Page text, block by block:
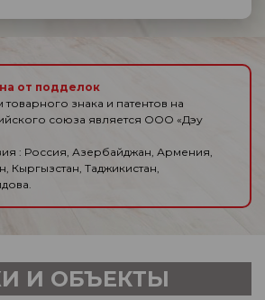
от подделок
знака и патентов на
союза является ООО «Дэу
: Россия, Азербайджан, Армения,
Кыргызстан, Таджикистан,
И ОБЪЕКТЫ